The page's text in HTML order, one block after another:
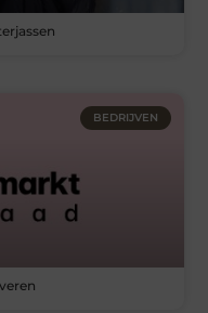
BEDRIJVEN